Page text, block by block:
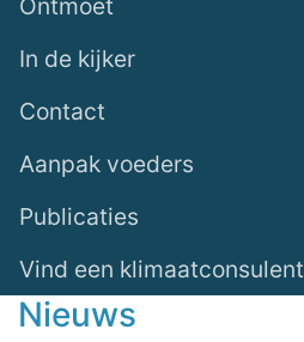
In de kijker
Contact
Aanpak voeders
Publicaties
Vind een klimaatconsulent
Nieuws